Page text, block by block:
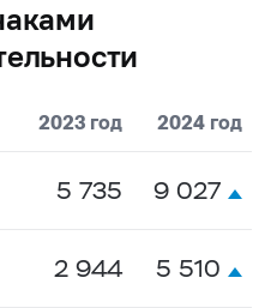
2023 год 2024 год
5 735 9 027
2 944 5 510